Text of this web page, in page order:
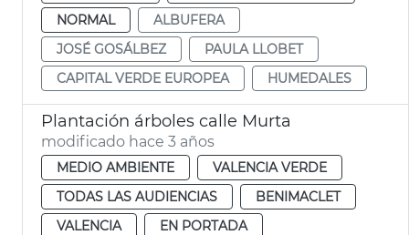
NORMAL
ALBUFERA
JOSÉ GOSÁLBEZ
PAULA LLOBET
CAPITAL VERDE EUROPEA
HUMEDALES
Plantación árboles calle Murta
modificado hace 3 años
MEDIO AMBIENTE
VALENCIA VERDE
TODAS LAS AUDIENCIAS
BENIMACLET
VALENCIA
EN PORTADA